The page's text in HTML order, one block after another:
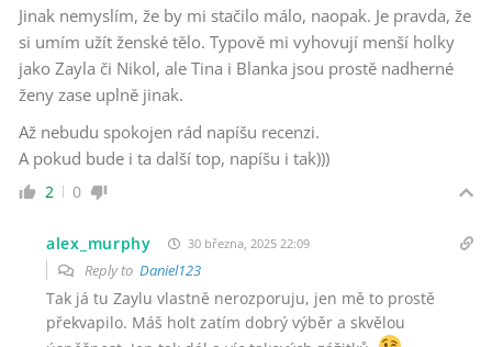
Jinak nemyslím, že by mi stačilo málo, naopak. Je pravda, že
si umím užít ženské tělo. Typově mi vyhovují menší holky
jako Zayla či Nikol, ale Tina i Blanka jsou prostě nadherné
ženy zase uplně jinak.
Až nebudu spokojen rád napíšu recenzi.
A pokud bude i ta další top, napíšu i tak)))
2 0
alex_murphy 30 března, 2025 22:09
Reply to Daniel123
Tak já tu Zaylu vlastně nerozporuju, jen mě to prostě
překvapilo. Máš holt zatím dobrý výběr a skvělou